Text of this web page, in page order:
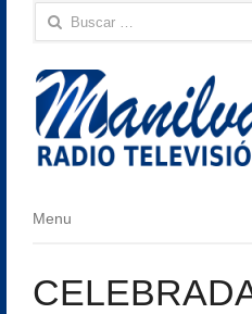
Buscar:
Menu
Menu